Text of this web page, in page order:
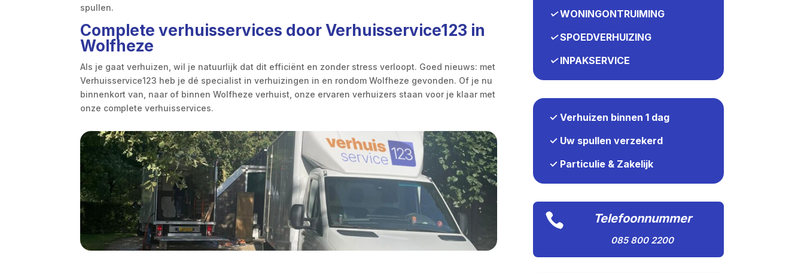
spullen.
Complete verhuisservices door Verhuisservice123 in
Wolfheze
Als je gaat verhuizen, wil je natuurlijk dat dit efficiënt en zonder stress verloopt. Goed nieuws: met
Verhuisservice123 heb je dé specialist in verhuizingen in en rondom Wolfheze gevonden. Of je nu
binnenkort van, naar of binnen Wolfheze verhuist, onze ervaren verhuizers staan voor je klaar met
onze complete verhuisservices.
✓WONINGONTRUIMING
✓SPOEDVERHUIZING
✓INPAKSERVICE
✓ Verhuizen binnen 1 dag
✓ Uw spullen verzekerd
✓ Particulie & Zakelijk
 Telefoonnummer
085 800 2200